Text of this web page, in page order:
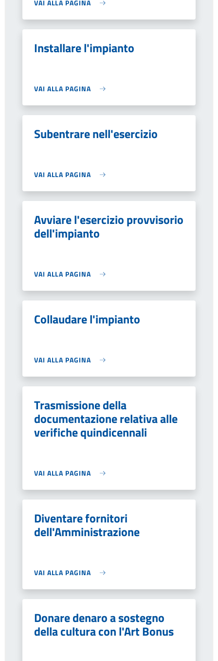
VAI ALLA PAGINA
Installare l'impianto
VAI ALLA PAGINA
Subentrare nell'esercizio
VAI ALLA PAGINA
Avviare l'esercizio provvisorio
dell'impianto
VAI ALLA PAGINA
Collaudare l'impianto
VAI ALLA PAGINA
Trasmissione della
documentazione relativa alle
verifiche quindicennali
VAI ALLA PAGINA
Diventare fornitori
dell'Amministrazione
VAI ALLA PAGINA
Donare denaro a sostegno
della cultura con l'Art Bonus